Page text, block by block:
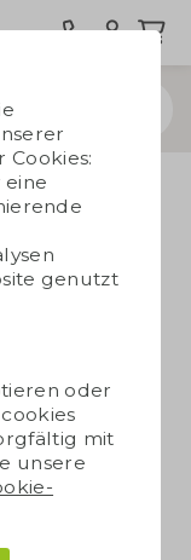
Korkdetail
Cookies:
eine
genutzt
oder
mit
unsere